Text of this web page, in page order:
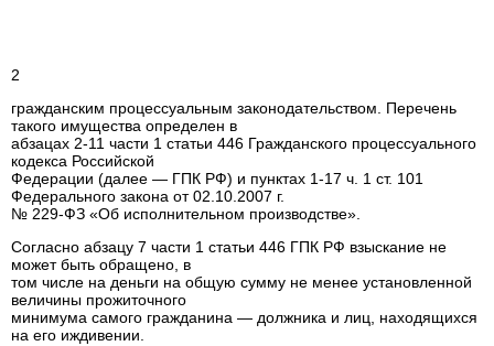
2
гражданским процессуальным законодательством. Перечень
такого имущества определен в
абзацах 2-11 части 1 статьи 446 Гражданского процессуального
кодекса Российской
Федерации (далее — ГПК РФ) и пунктах 1-17 ч. 1 ст. 101
Федерального закона от 02.10.2007 г.
№ 229-ФЗ «Об исполнительном производстве».
Согласно абзацу 7 части 1 статьи 446 ГПК РФ взыскание не
может быть обращено, в
том числе на деньги на общую сумму не менее установленной
величины прожиточного
минимума самого гражданина — должника и лиц, находящихся
на его иждивении.